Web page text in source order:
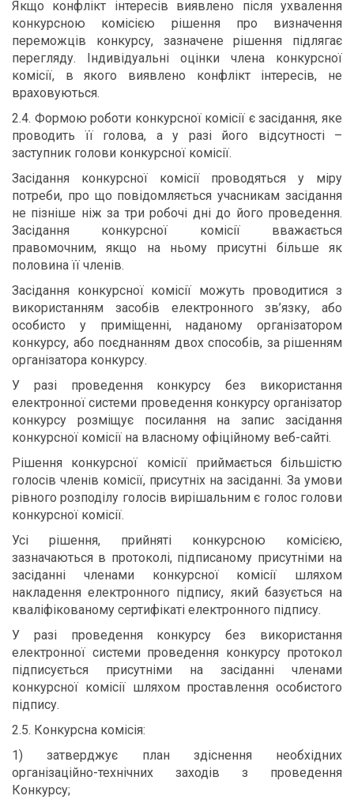
Якщо конфлікт інтересів виявлено після ухвалення
конкурсною комісією рішення про визначення
переможців конкурсу, зазначене рішення підлягає
перегляду. Індивідуальні оцінки члена конкурсної
комісії, в якого виявлено конфлікт інтересів, не
враховуються.
2.4. Формою роботи конкурсної комісії є засідання, яке
проводить її голова, а у разі його відсутності –
заступник голови конкурсної комісії.
Засідання конкурсної комісії проводяться у міру
потреби, про що повідомляється учасникам засідання
не пізніше ніж за три робочі дні до його проведення.
Засідання конкурсної комісії вважається
правомочним, якщо на ньому присутні більше як
половина її членів.
Засідання конкурсної комісії можуть проводитися з
використанням засобів електронного зв’язку, або
особисто у приміщенні, наданому організатором
конкурсу, або поєднанням двох способів, за рішенням
організатора конкурсу.
У разі проведення конкурсу без використання
електронної системи проведення конкурсу організатор
конкурсу розміщує посилання на запис засідання
конкурсної комісії на власному офіційному веб-сайті.
Рішення конкурсної комісії приймається більшістю
голосів членів комісії, присутніх на засіданні. За умови
рівного розподілу голосів вирішальним є голос голови
конкурсної комісії.
Усі рішення, прийняті конкурсною комісією,
зазначаються в протоколі, підписаному присутніми на
засіданні членами конкурсної комісії шляхом
накладення електронного підпису, який базується на
кваліфікованому сертифікаті електронного підпису.
У разі проведення конкурсу без використання
електронної системи проведення конкурсу протокол
підписується присутніми на засіданні членами
конкурсної комісії шляхом проставлення особистого
підпису.
2.5. Конкурсна комісія:
1) затверджує план здіснення необхідних
організаційно-технічних заходів з проведення
Конкурсу;